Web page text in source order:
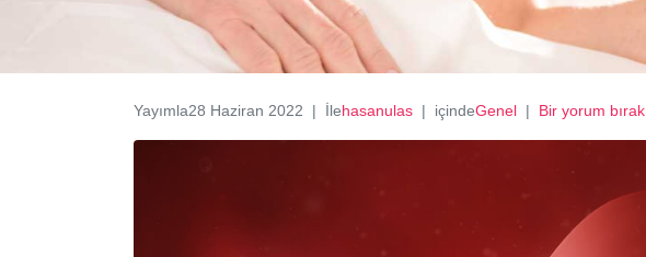
Yayımla28 Haziran 2022 İlehasanulas içindeGenel Bir yorum bırak